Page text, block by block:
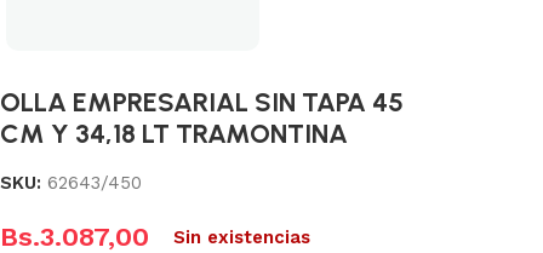
OLLA EMPRESARIAL SIN TAPA 45
CM Y 34,18 LT TRAMONTINA
SKU: 62643/450
Bs.3.087,00 Sin existencias